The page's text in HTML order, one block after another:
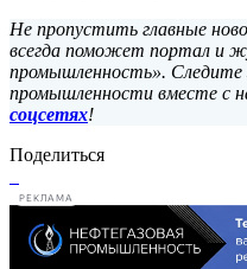
Не пропустить главные
всегда поможет портал и
промышленность». Следите
промышленности вместе с
соцсетях!
Поделиться
РЕКЛАМА